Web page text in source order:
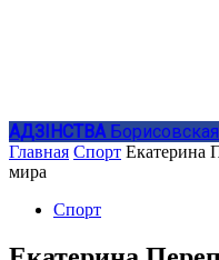
АДЗIНСТВА
Главная Спорт Екатерина
мира
Спорт